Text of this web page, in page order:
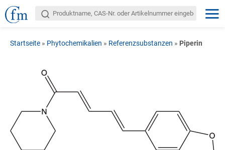
Startseite » Phytochemikalien » Referenzsubstanzen » Piperin